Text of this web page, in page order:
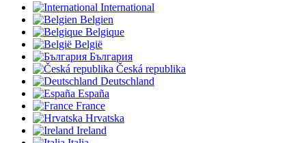
International
Belgien
Belgique
België
България
Česká republika
Deutschland
España
France
Hrvatska
Ireland